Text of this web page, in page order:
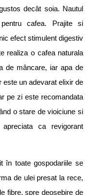
decât soia. Nautul
cafea. Prajite si
efect stimulent digestiv
realiza o cafea naturala
de mâncare, iar apa de
este un adevarat elixir de
pe zi este recomandata
o stare de vioiciune si
ca revigorant
în toate gospodariile se
de ulei presat la rece,
fibre, spre deosebire de